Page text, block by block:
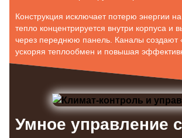
Конструкция исключает потерю энергии
тепло концентрируется внутри корпуса и
через переднюю панель. Каналы создают
ускоряя теплообмен и повышая
Умное управление с